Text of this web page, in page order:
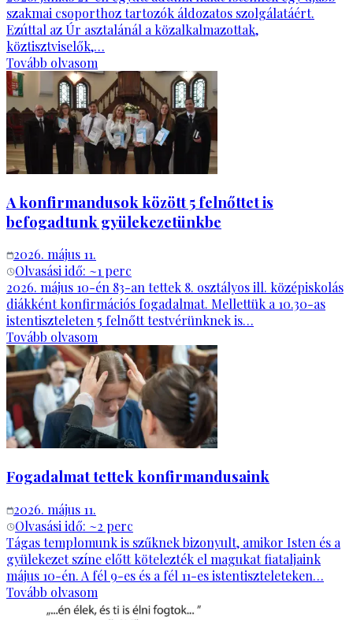
szakmai csoporthoz tartozók áldozatos szolgálatáért.
Ezúttal az Úr asztalánál a közalkalmazottak,
köztisztviselők,…
Tovább olvasom
A konfirmandusok között 5 felnőttet is
befogadtunk gyülekezetünkbe
2026. május 11.
Olvasási idő: ~1 perc
2026. május 10-én 83-an tettek 8. osztályos ill. középiskolás
diákként konfirmációs fogadalmat. Mellettük a 10.30-as
istentiszteleten 5 felnőtt testvérünknek is…
Tovább olvasom
Fogadalmat tettek konfirmandusaink
2026. május 11.
Olvasási idő: ~2 perc
Tágas templomunk is szűknek bizonyult, amikor Isten és a
gyülekezet színe előtt kötelezték el magukat fiataljaink
május 10-én. A fél 9-es és a fél 11-es istentiszteleteken…
Tovább olvasom